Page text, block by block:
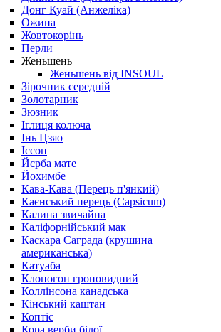
Донг Куай (Анжеліка)
Ожина
Жовтокорінь
Перли
Женьшень
Женьшень від INSOUL
Зірочник середній
Золотарник
Зюзник
Іглиця колюча
Інь Цзяо
Іссоп
Йєрба мате
Йохимбе
Кава-Кава (Перець п'янкий)
Каєнський перець (Capsicum)
Калина звичайна
Каліфорнійський мак
Каскара Саграда (крушина
американська)
Катуаба
Клопогон гроновидний
Коллінсона канадська
Кінський каштан
Коптіс
Кора верби білої